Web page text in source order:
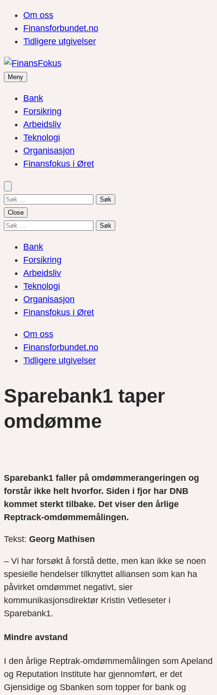
Om oss
Finansforbundet.no
Tidligere utgivelser
Meny
Bank
Forsikring
Arbeidsliv
Teknologi
Organisasjon
Finansfokus i Øret
Søk
etter:
Close
Søk
Bank
Forsikring
Arbeidsliv
Teknologi
Organisasjon
Finansfokus i Øret
Om oss
Finansforbundet.no
Tidligere utgivelser
Sparebank1 taper
omdømme
Sparebank1 faller på omdømmerangeringen og
forstår ikke helt hvorfor. Siden i fjor har DNB
kommet sterkt tilbake. Det viser den årlige
Reptrack-omdømmemålingen.
Tekst: Georg Mathisen
– Vi har forsøkt å forstå dette, men kan ikke se noen
spesielle hendelser tilknyttet alliansen som kan ha
påvirket omdømmet negativt, sier
kommunikasjonsdirektør Kristin Vetleseter i
Sparebank1.
Mindre avstand
I den årlige Reptrak-omdømmemålingen som Apeland
og Reputation Institute har gjennomført, er det
Gjensidige og Sbanken som topper for bank og